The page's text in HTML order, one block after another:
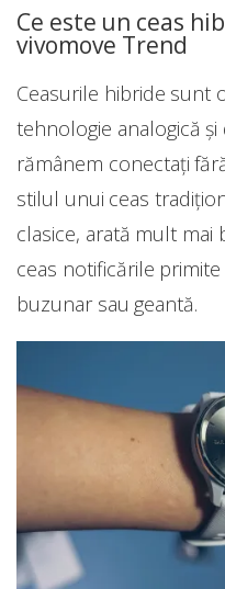
Ce este un ceas
vivomove Trend
Ceasurile hibride sunt
tehnologie analogică
rămânem conectați
stilul unui ceas
clasice, arată mult mai
ceas notificările
buzunar sau geantă.